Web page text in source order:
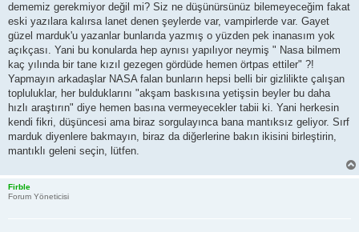
dememiz gerekmiyor değil mi? Siz ne düşünürsünüz bilemeyeceğim fakat
eski yazılara kalırsa lanet denen şeylerde var, vampirlerde var. Gayet
güzel marduk'u yazanlar bunlarıda yazmış o yüzden pek inanasım yok
açıkçası. Yani bu konularda hep aynısı yapılıyor neymiş " Nasa bilmem
kaç yılında bir tane kızıl gezegen gördüde hemen örtpas ettiler" ?!
Yapmayın arkadaşlar NASA falan bunların hepsi belli bir gizlilikte çalışan
topluluklar, her bulduklarını "akşam baskısına yetişsin beyler bu daha
hızlı araştırın" diye hemen basına vermeyecekler tabii ki. Yani herkesin
kendi fikri, düşüncesi ama biraz sorgulayınca bana mantıksız geliyor. Sırf
marduk diyenlere bakmayın, biraz da diğerlerine bakın ikisini birleştirin,
mantıklı geleni seçin, lütfen.
Firble
Forum Yöneticisi